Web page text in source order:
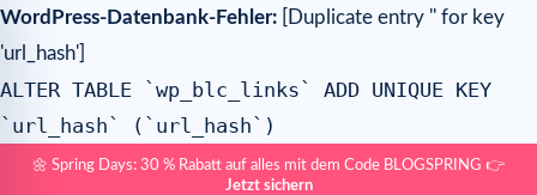
WordPress-Datenbank-Fehler: [Duplicate entry '' for key
'url_hash']
ALTER TABLE `wp_blc_links` ADD UNIQUE KEY
`url_hash` (`url_hash`)
🌼 Spring Days: 30 % Rabatt auf alles mit dem Code BLOGSPRING 👉
Jetzt sichern